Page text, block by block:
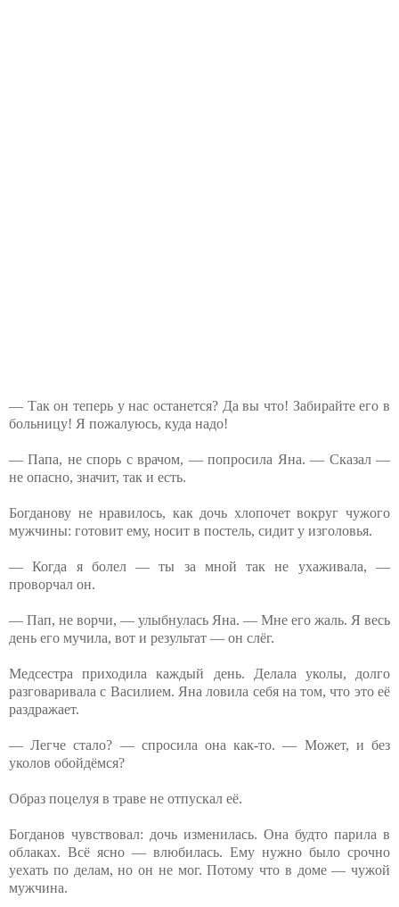
— Так он теперь у нас останется? Да вы что! Забирайте его в
больницу! Я пожалуюсь, куда надо!
— Папа, не спорь с врачом, — попросила Яна. — Сказал —
не опасно, значит, так и есть.
Богданову не нравилось, как дочь хлопочет вокруг чужого
мужчины: готовит ему, носит в постель, сидит у изголовья.
— Когда я болел — ты за мной так не ухаживала, —
проворчал он.
— Пап, не ворчи, — улыбнулась Яна. — Мне его жаль. Я весь
день его мучила, вот и результат — он слёг.
Медсестра приходила каждый день. Делала уколы, долго
разговаривала с Василием. Яна ловила себя на том, что это её
раздражает.
— Легче стало? — спросила она как-то. — Может, и без
уколов обойдёмся?
Образ поцелуя в траве не отпускал её.
Богданов чувствовал: дочь изменилась. Она будто парила в
облаках. Всё ясно — влюбилась. Ему нужно было срочно
уехать по делам, но он не мог. Потому что в доме — чужой
мужчина.